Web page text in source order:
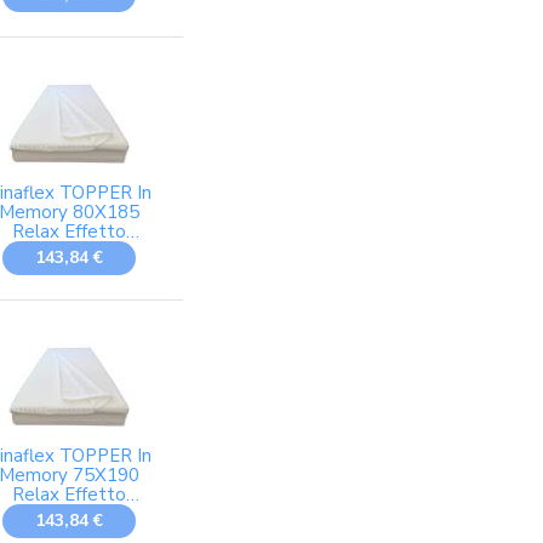
200 x 25 cm, con
TOPPER In
Memory 80X185
Relax Effetto
Massaggio Altezza
5 Cm Ortopedico,
SFODERABILE,
Fodera In 3D AIR
FRESH.
143,84 €
TOPPER In
Memory 75X190
Relax Effetto
Massaggio Altezza
5 Cm Ortopedico,
143,84 €